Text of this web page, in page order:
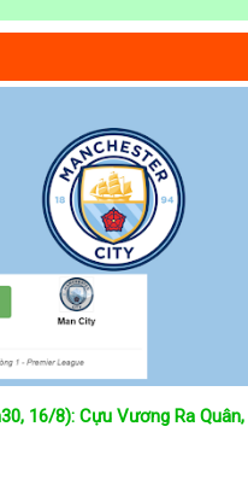
16/8): Cựu Vương Ra Quân,